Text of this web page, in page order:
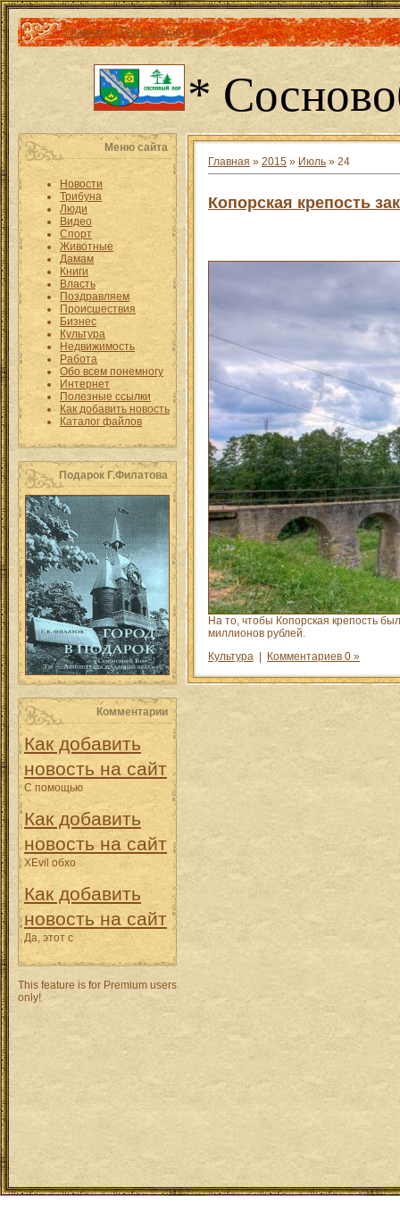
Главная||Регистрация|Вход
*
Меню сайта
Новости
Трибуна
Люди
Видео
Спорт
Животные
Дамам
Книги
Власть
Поздравляем
Происшествия
Бизнес
Культура
Недвижимость
Работа
Обо всем понемногу
Интернет
Полезные ссылки
Как добавить новость
Каталог файлов
Подарок Г.Филатова
Комментарии
Как добавить
новость на сайт
С помощью
Как добавить
новость на сайт
XEvil обхо
Как добавить
новость на сайт
Да, этот с
This feature is for Premium users
only!
Главная » 2015 » Июль » 24
Копорская крепость
На то, чтобы Копорская крепость
миллионов рублей.
Культура | Комментариев 0 »